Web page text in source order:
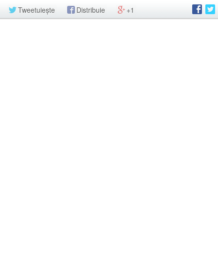
Tweetuiește Distribuie +1